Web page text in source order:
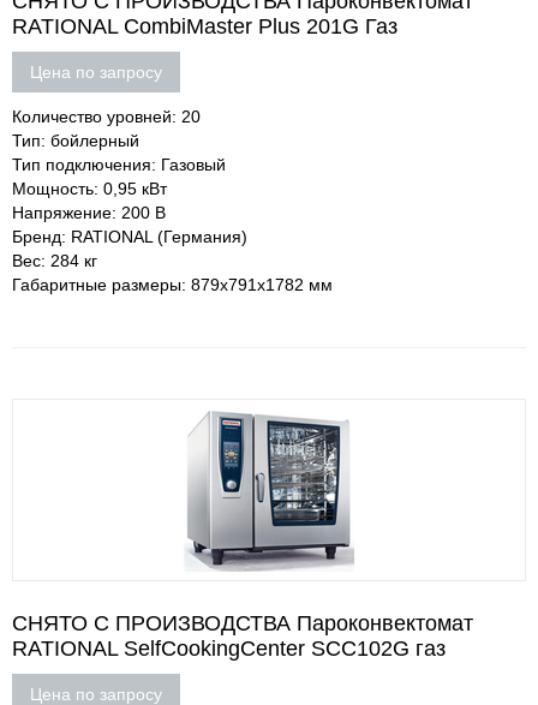
RATIONAL CombiMaster Plus 201G Газ
Цена по запросу
Количество уровней: 20
Тип: бойлерный
Тип подключения: Газовый
Мощность: 0,95 кВт
Напряжение: 200 В
Бренд: RATIONAL (Германия)
Вес: 284 кг
Габаритные размеры: 879х791х1782 мм
СНЯТО С ПРОИЗВОДСТВА Пароконвектомат
RATIONAL SelfCookingCenter SCC102G газ
Цена по запросу